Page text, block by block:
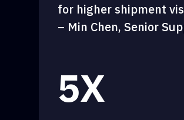
for higher shipment
– Min Chen, Senior
5X